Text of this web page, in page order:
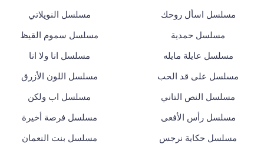
مسلسل اسأل روحك مسلسل النويلاتي
مسلسل حمدية مسلسل سموم القيظ
مسلسل عايلة مايله مسلسل انا ولا انا
مسلسل على قد الحب مسلسل اللون الأزرق
مسلسل النص التاني مسلسل اب ولكن
مسلسل رأس الأفعى مسلسل فرصة أخيرة
مسلسل حكاية نرجس مسلسل بنت النعمان